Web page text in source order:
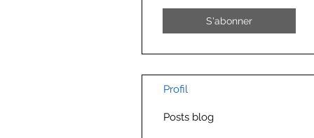
S'abonner
Profil
Posts blog